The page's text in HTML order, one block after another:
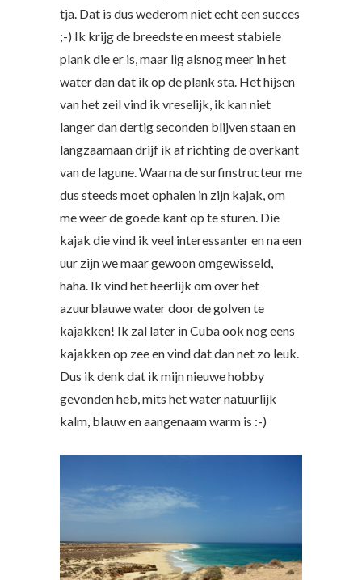
tja. Dat is dus wederom niet echt een succes
;-) Ik krijg de breedste en meest stabiele
plank die er is, maar lig alsnog meer in het
water dan dat ik op de plank sta. Het hijsen
van het zeil vind ik vreselijk, ik kan niet
langer dan dertig seconden blijven staan en
langzaamaan drijf ik af richting de overkant
van de lagune. Waarna de surfinstructeur me
dus steeds moet ophalen in zijn kajak, om
me weer de goede kant op te sturen. Die
kajak die vind ik veel interessanter en na een
uur zijn we maar gewoon omgewisseld,
haha. Ik vind het heerlijk om over het
azuurblauwe water door de golven te
kajakken! Ik zal later in Cuba ook nog eens
kajakken op zee en vind dat dan net zo leuk.
Dus ik denk dat ik mijn nieuwe hobby
gevonden heb, mits het water natuurlijk
kalm, blauw en aangenaam warm is :-)